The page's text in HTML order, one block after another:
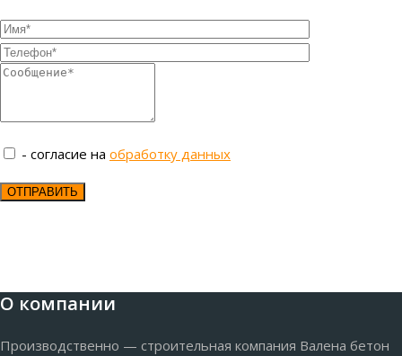
- согласие на обработку данных
О компании
Производственно — строительная компания Валена бетон